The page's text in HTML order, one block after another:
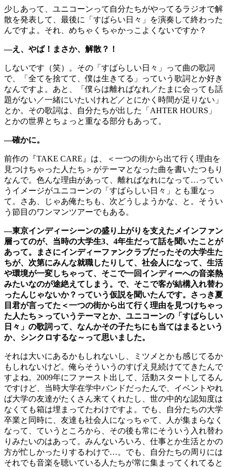
少しあって、ユニコーンって自分たちがやってるラジオで解
散を発表して、最後に「すばらい日々」を演奏して終わった
んですよ。それ、めちゃくちゃかっこよくないですか？
―え、やば！まさか、解散？！
しないです（笑）。その「すばらしい日々」って曲の歌詞
で、「全てを捨てて、僕は生きてる」っていう歌詞とか好き
なんですよ。あと、「僕らは離ればなれ／たまに会っても話
題がない／一緒にいたいけれど／とにかく時間が足りない」
とか。その歌詞は、自分たちが出した「AHTER HOURS」
とかの世界とちょっと重なる部分もあって。
―確かに。
前作の『TAKE CARE』は、＜一つの街から出て行く理由を
見つけちゃった人たち＞がテーマとなった曲を書いたつもり
なんで。色んな理由があって、離ればなれになって…ってい
うイメージがユニコーンの「すばらしい日々」とも重なっ
て。さあ、じゃあ俺たちも、次どうしようかな、と。そうい
う節目のワンマンツアーでもある。
―東京インディーシーンの盛り上がりを支えたメインファン
層ってのが、当時の大学生3、4年生だって話を聞いたことが
あって。まさにインディーファンクラブだったその大学生た
ちが、次第にみんな就職したりして、社会人になって、生活
や環境が一変しちゃって、そこで一回インディーへの音楽熱
みたいなのが途絶えてしまう。で、そこで客が結構入れ替わ
ったんじゃないか？っていう仮説を聞いたんです。さっき夏
目君が言ってた＜一つの街から出て行く理由を見つけちゃっ
た人たち＞っていうテーマとか、ユニコーンの「すばらしい
日々」の歌詞って、なんかその子たちにも当てはまるという
か、シンクロするな～って思いました。
それは大いにあるかもしれないし、ミツメとかも感じてるか
もしれないけど。俺らそういうのすげえ見続けててきたんで
すよね。2009年にファースト出して、活動スタートしてるん
ですけど、当時大学在学中バンドだったんで、イベントやれ
ば大学の友達がたくさん来てくれたし、世の中的な認知度は
なくても箱は埋まってたわけですよ。でも、自分たちの大学
卒業と同時に、友達も社会人になっちゃて、人が集まらなく
なって、ていうところから、その後も常にそういう入れ替わ
りみたいのはあって。みんないろいろ、仕事とか生活とかの
方が忙しかったりするわけで…。でも、自分たちの周りには
それでも音楽を聴いている人たちが常に集まってくれてると